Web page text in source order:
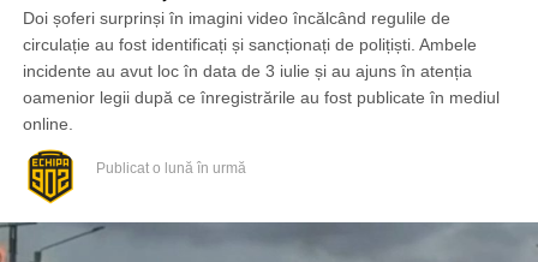
Doi șoferi surprinși în imagini video încălcând regulile de
circulație au fost identificați și sancționați de polițiști. Ambele
incidente au avut loc în data de 3 iulie și au ajuns în atenția
oamenior legii după ce înregistrările au fost publicate în mediul
online.
Publicat o lună în urmă